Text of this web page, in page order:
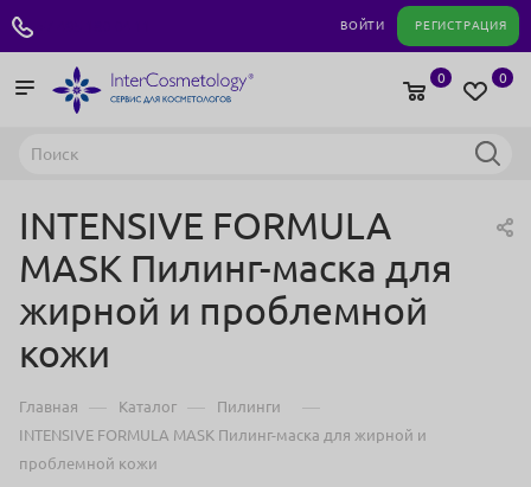
ВОЙТИ РЕГИСТРАЦИЯ
0
0
INTENSIVE FORMULA
MASK Пилинг-маска для
жирной и проблемной
кожи
Главная — Каталог — Пилинги —
INTENSIVE FORMULA MASK Пилинг-маска для жирной и
проблемной кожи